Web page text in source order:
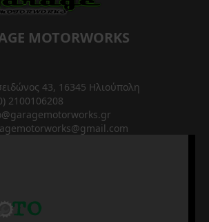
MOTORWORKS
43, 16345 Ηλιούπολη
2100106208